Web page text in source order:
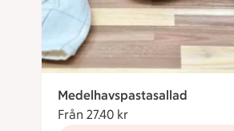
Medelhavspastasallad
Från 27.40 kr